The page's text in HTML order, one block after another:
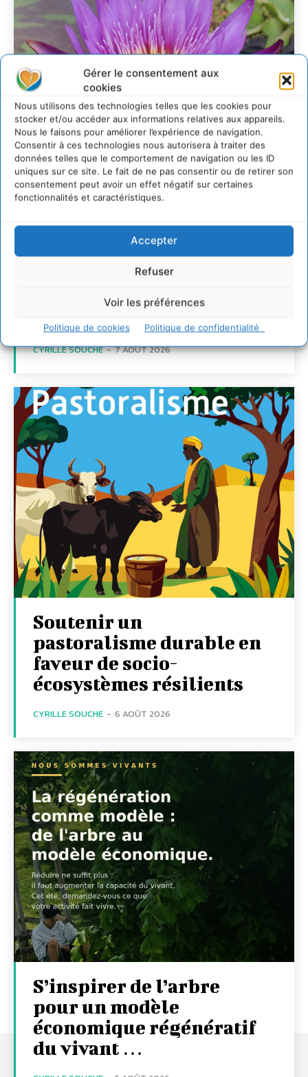
Gérer le consentement aux
cookies
Nous utilisons des technologies telles que les cookies pour
stocker et/ou accéder aux informations relatives aux appareils.
Nous le faisons pour améliorer l’expérience de navigation.
Consentir à ces technologies nous autorisera à traiter des
données telles que le comportement de navigation ou les ID
uniques sur ce site. Le fait de ne pas consentir ou de retirer son
consentement peut avoir un effet négatif sur certaines
fonctionnalités et caractéristiques.
Accepter
Refuser
Voir les préférences
Politique de cookies Politique de confidentialité
Transformer les
dialogue et la
coopération avec un
d’Accompagnement des
Transitions
CYRILLE SOUCHE - 7 AOÛT 2026
Soutenir un
pastoralisme durable en
faveur de socio-
écosystèmes résilients
CYRILLE SOUCHE - 6 AOÛT 2026
S’inspirer de l’arbre
pour un modèle
économique régénératif
du vivant …